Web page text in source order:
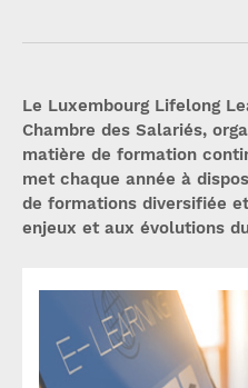
Le Luxembourg Lifelong
Chambre des Salariés,
matière de formation
met chaque année à
de formations diversifiée
enjeux et aux évolutions